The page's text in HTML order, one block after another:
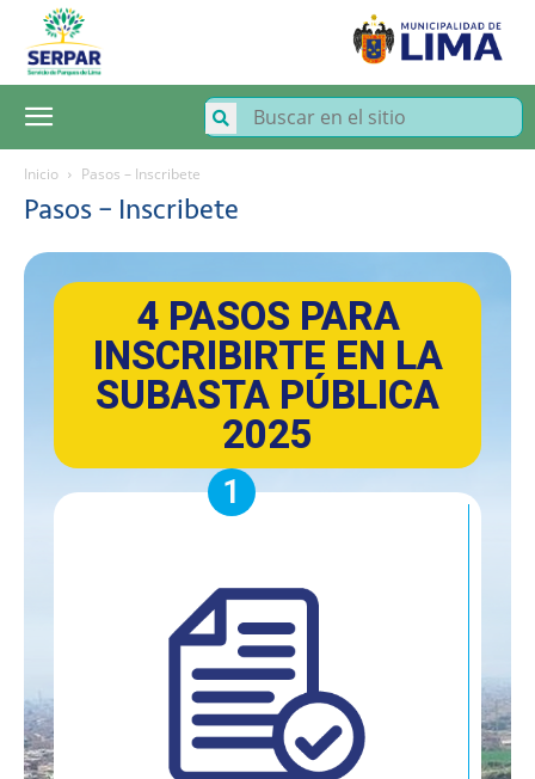
SERPAR
Servicio
de
Parques
Inicio Pasos – Inscribete
Pasos – Inscribete
4 PASOS PARA
INSCRIBIRTE EN LA
SUBASTA PÚBLICA
2025
1